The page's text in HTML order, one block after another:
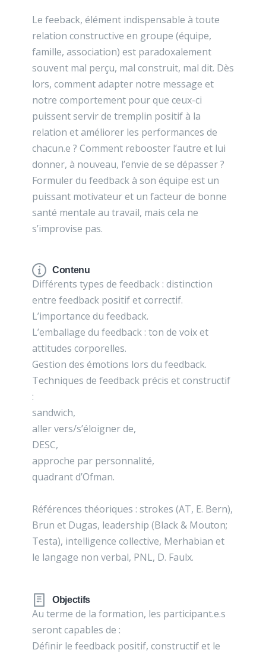
Le feeback, élément indispensable à toute
relation constructive en groupe (équipe,
famille, association) est paradoxalement
souvent mal perçu, mal construit, mal dit. Dès
lors, comment adapter notre message et
notre comportement pour que ceux-ci
puissent servir de tremplin positif à la
relation et améliorer les performances de
chacun.e ? Comment rebooster l’autre et lui
donner, à nouveau, l’envie de se dépasser ?
Formuler du feedback à son équipe est un
puissant motivateur et un facteur de bonne
santé mentale au travail, mais cela ne
s’improvise pas.
Contenu
Différents types de feedback : distinction
entre feedback positif et correctif.
L’importance du feedback.
L’emballage du feedback : ton de voix et
attitudes corporelles.
Gestion des émotions lors du feedback.
Techniques de feedback précis et constructif
:
sandwich,
aller vers/s’éloigner de,
DESC,
approche par personnalité,
quadrant d’Ofman.
Références théoriques : strokes (AT, E. Bern),
Brun et Dugas, leadership (Black & Mouton;
Testa), intelligence collective, Merhabian et
le langage non verbal, PNL, D. Faulx.
Objectifs
Au terme de la formation, les participant.e.s
seront capables de :
Définir le feedback positif, constructif et le